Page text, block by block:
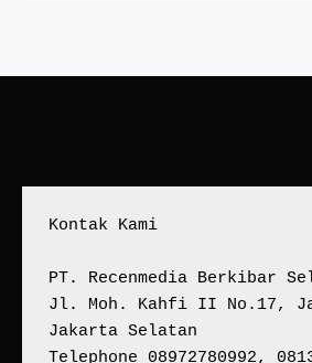
Kontak Kami
PT. Recenmedia Berkibar
Jl. Moh. Kahfi II No.17,
Jakarta Selatan
Telephone 08972780992,